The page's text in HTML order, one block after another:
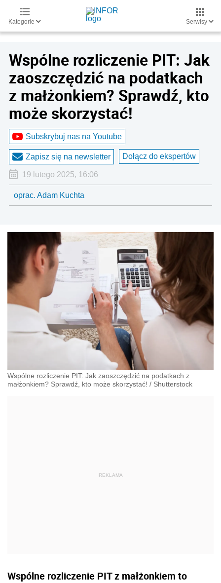
Kategorie Serwisy
Wspólne rozliczenie PIT: Jak
zaoszczędzić na podatkach
z małżonkiem? Sprawdź, kto
może skorzystać!
Subskrybuj nas na Youtube
Zapisz się na newsletter Dołącz do ekspertów
19 lutego 2025, 16:06
oprac. Adam Kuchta
Wspólne rozliczenie PIT: Jak zaoszczędzić na podatkach z
małżonkiem? Sprawdź, kto może skorzystać! / Shutterstock
Wspólne rozliczenie PIT z małżonkiem to